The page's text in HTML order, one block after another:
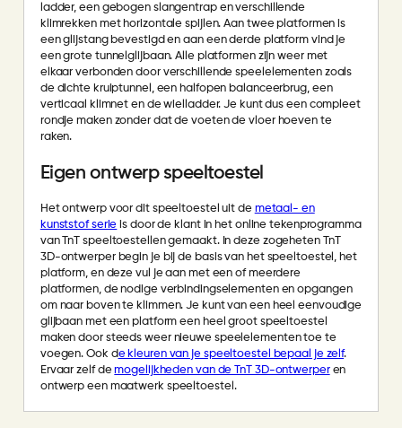
ladder, een gebogen slangentrap en verschillende
klimrekken met horizontale spijlen. Aan twee platformen is
een glijstang bevestigd en aan een derde platform vind je
een grote tunnelglijbaan. Alle platformen zijn weer met
elkaar verbonden door verschillende speelelementen zoals
de dichte kruiptunnel, een halfopen balanceerbrug, een
verticaal klimnet en de wielladder. Je kunt dus een compleet
rondje maken zonder dat de voeten de vloer hoeven te
raken.
Eigen ontwerp speeltoestel
Het ontwerp voor dit speeltoestel uit de metaal- en
kunststof serie is door de klant in het online tekenprogramma
van TnT speeltoestellen gemaakt. In deze zogeheten TnT
3D-ontwerper begin je bij de basis van het speeltoestel, het
platform, en deze vul je aan met een of meerdere
platformen, de nodige verbindingselementen en opgangen
om naar boven te klimmen. Je kunt van een heel eenvoudige
glijbaan met een platform een heel groot speeltoestel
maken door steeds weer nieuwe speelelementen toe te
voegen. Ook de kleuren van je speeltoestel bepaal je zelf.
Ervaar zelf demogelijkheden van de TnT 3D-ontwerperen
ontwerp een maatwerk speeltoestel.